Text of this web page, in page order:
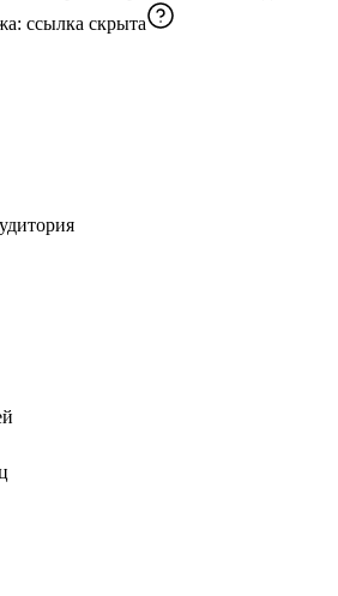
ссылка скрыта